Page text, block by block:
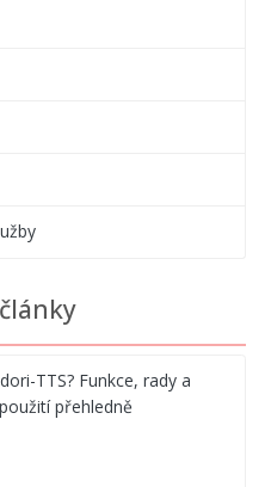
TTS? Funkce, rady a
přehledně